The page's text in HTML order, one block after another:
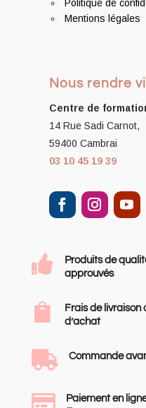
Politique de
Mentions légales
Nous rendre
Centre de
14 Rue Sadi Carnot,
59400 Cambrai
03 10 45 19 39

Produits de
approuvés

Frais de
d’achat
 Commande

Paiement en